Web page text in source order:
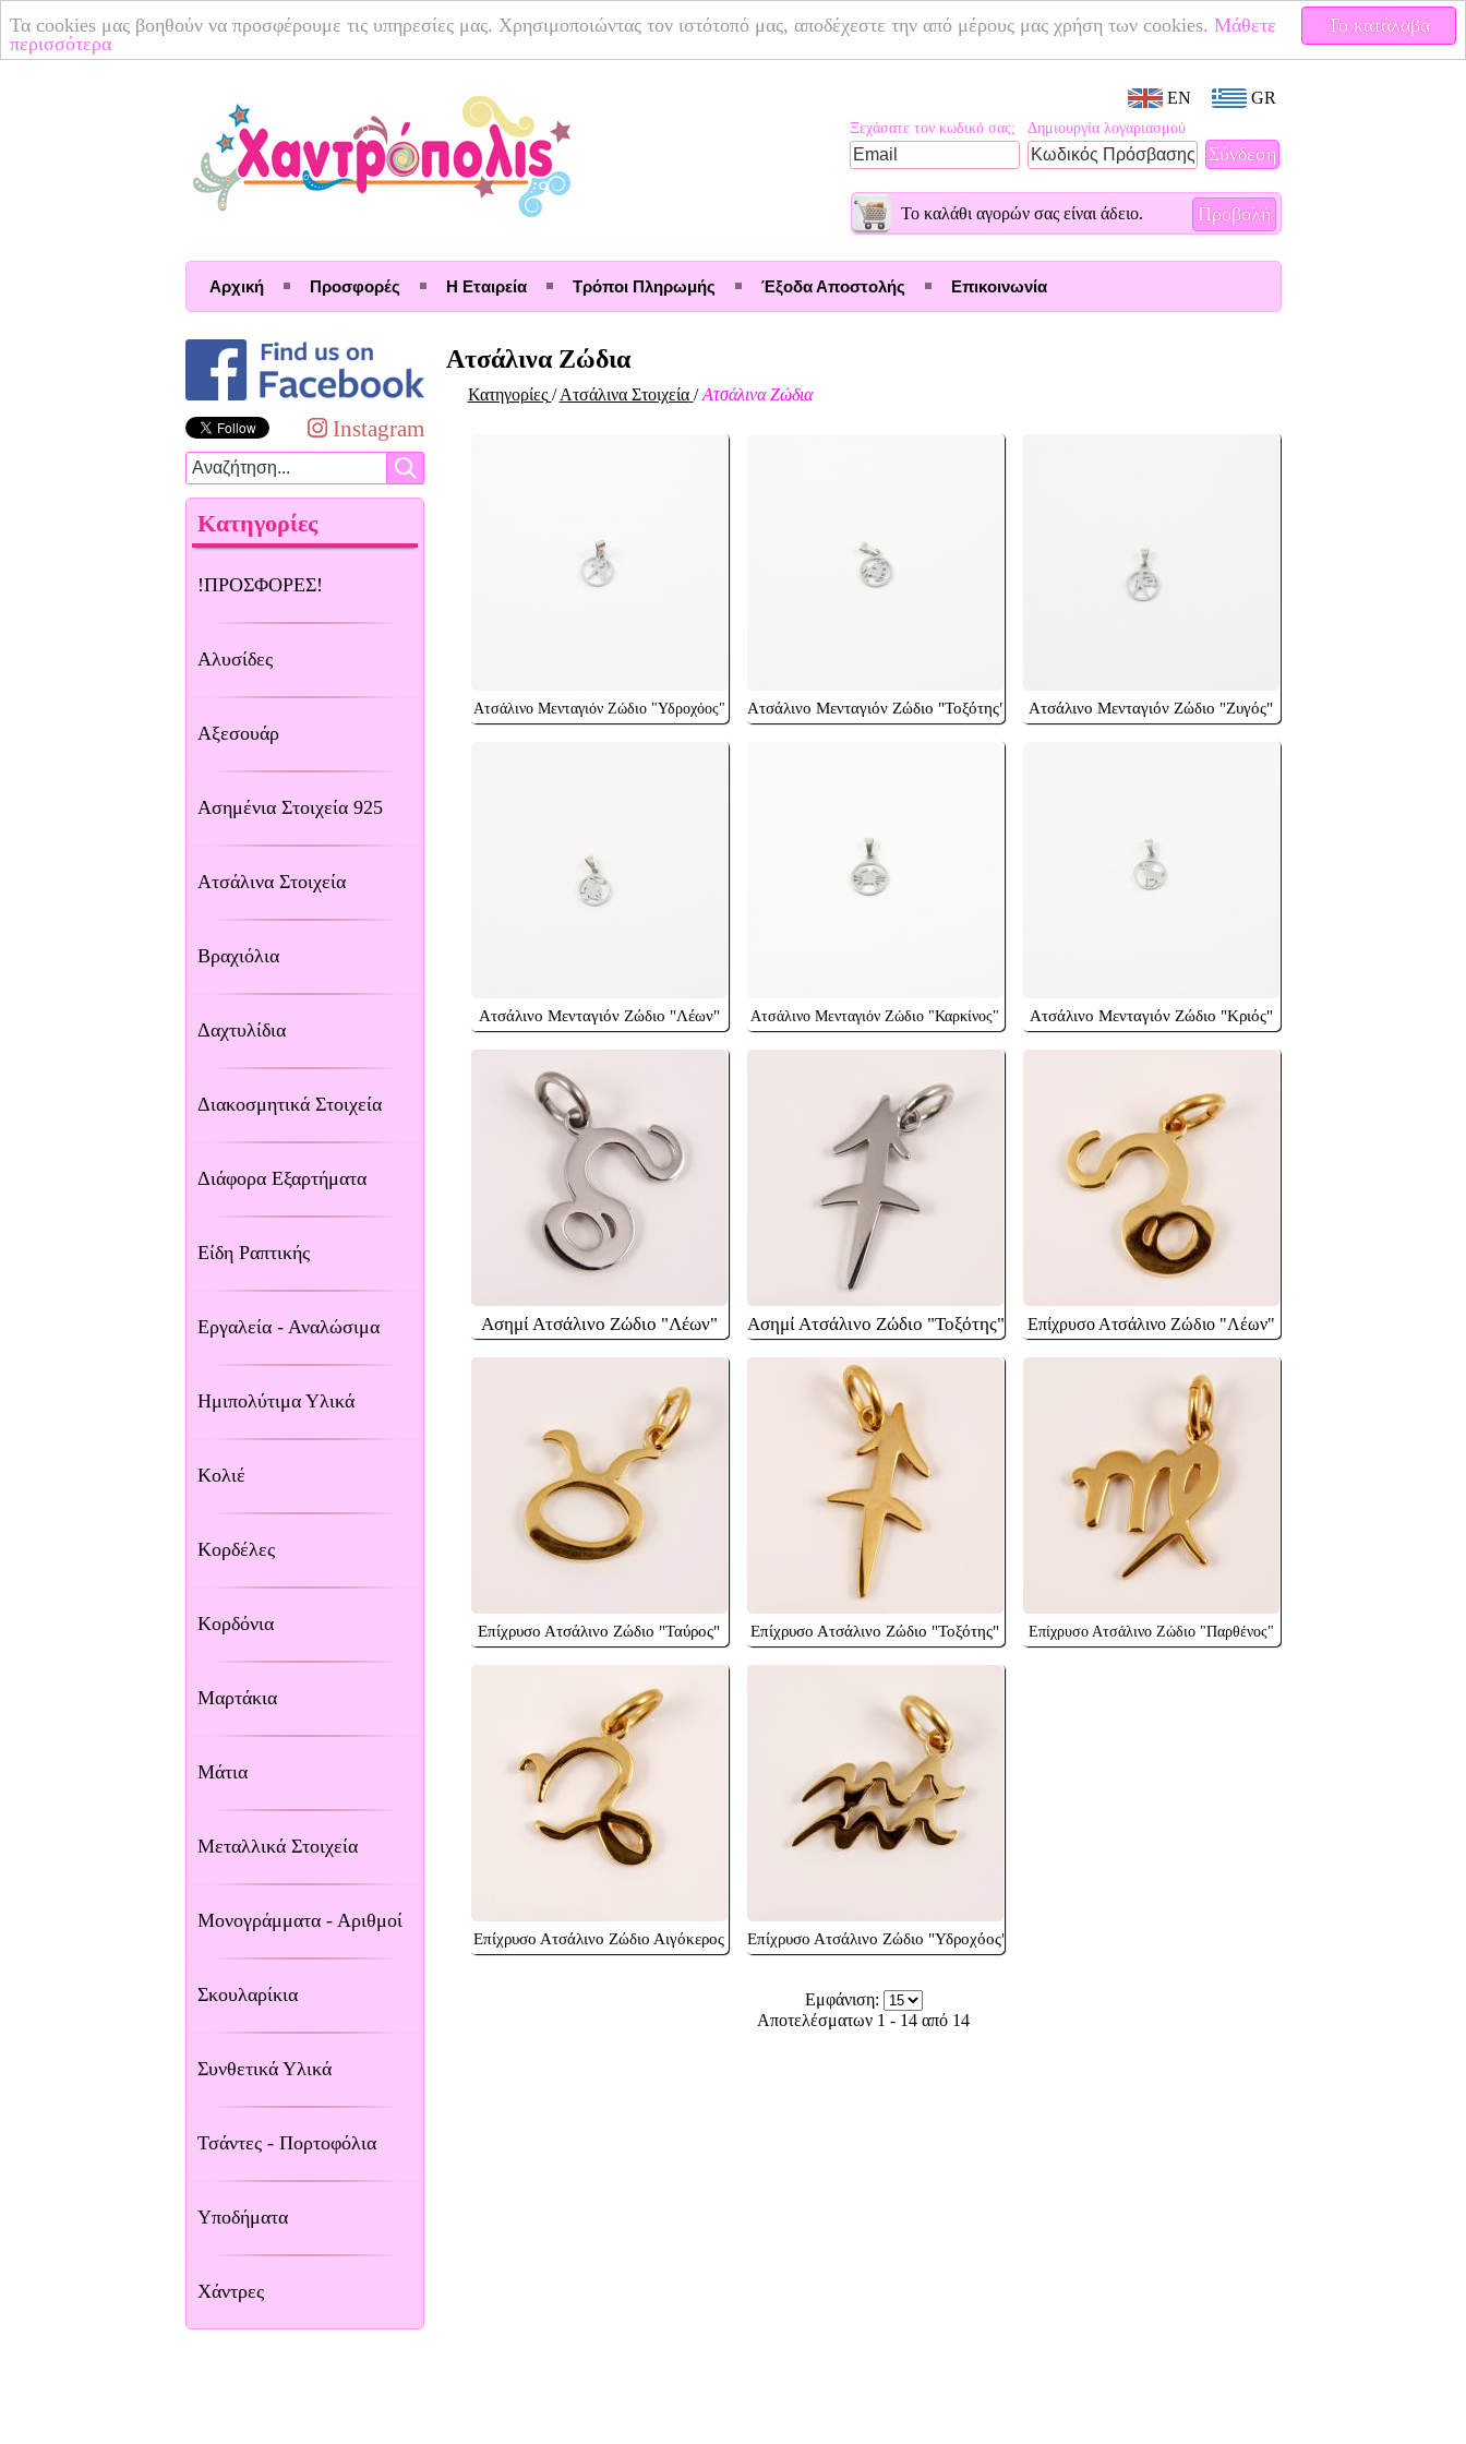
Το κατάλαβα
Τα cookies μας βοηθούν να προσφέρουμε τις υπηρεσίες μας. Χρησιμοποιώντας τον ιστότοπό μας, αποδέχεστε την από μέρους μας χρήση των cookies. Μάθετε
περισσότερα
EN GR
Ξεχάσατε τον κωδικό σας; Δημιουργία λογαριασμού
Το καλάθι αγορών σας είναι άδειο. Προβολή
Αρχική Προσφορές Η Εταιρεία Τρόποι Πληρωμής Έξοδα Αποστολής Επικοινωνία
Instagram
Κατηγορίες
!ΠΡΟΣΦΟΡΕΣ!
Αλυσίδες
Αξεσουάρ
Ασημένια Στοιχεία 925
Ατσάλινα Στοιχεία
Βραχιόλια
Δαχτυλίδια
Διακοσμητικά Στοιχεία
Διάφορα Εξαρτήματα
Είδη Ραπτικής
Εργαλεία - Αναλώσιμα
Ημιπολύτιμα Υλικά
Κολιέ
Κορδέλες
Κορδόνια
Μαρτάκια
Μάτια
Μεταλλικά Στοιχεία
Μονογράμματα - Αριθμοί
Σκουλαρίκια
Συνθετικά Υλικά
Τσάντες - Πορτοφόλια
Υποδήματα
Χάντρες
Ατσάλινα Ζώδια
Κατηγορίες /Ατσάλινα Στοιχεία /Ατσάλινα Ζώδια
Ατσάλινο Μενταγιόν Ζώδιο "Υδροχόος" Ατσάλινο Μενταγιόν Ζώδιο "Τοξότης" Ατσάλινο Μενταγιόν Ζώδιο "Ζυγός"
Ατσάλινο Μενταγιόν Ζώδιο "Λέων" Ατσάλινο Μενταγιόν Ζώδιο "Καρκίνος" Ατσάλινο Μενταγιόν Ζώδιο "Κριός"
Ασημί Ατσάλινο Ζώδιο "Λέων" Ασημί Ατσάλινο Ζώδιο "Τοξότης" Επίχρυσο Ατσάλινο Ζώδιο "Λέων"
Επίχρυσο Ατσάλινο Ζώδιο "Ταύρος" Επίχρυσο Ατσάλινο Ζώδιο "Τοξότης" Επίχρυσο Ατσάλινο Ζώδιο "Παρθένος"
Επίχρυσο Ατσάλινο Ζώδιο Αιγόκερος Επίχρυσο Ατσάλινο Ζώδιο "Υδροχόος"
Εμφάνιση:
Αποτελέσματων 1 - 14 από 14